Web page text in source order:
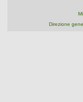
Direzione